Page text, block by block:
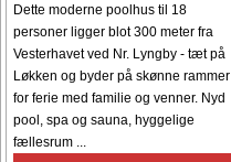
Dette moderne poolhus til 18
personer ligger blot 300 meter fra
Vesterhavet ved Nr. Lyngby - tæt på
Løkken og byder på skønne rammer
for ferie med familie og venner. Nyd
pool, spa og sauna, hyggelige
fællesrum ...